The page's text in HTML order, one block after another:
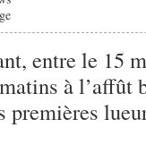
entre le 15
à l’affût